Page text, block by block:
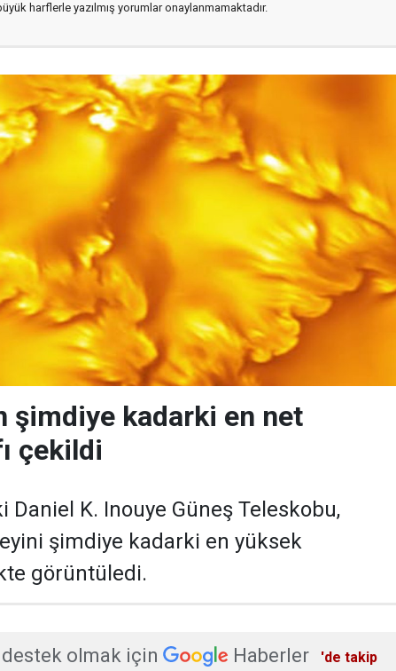
harflerle yazılmış yorumlar onaylanmamaktadır.
şimdiye kadarki en net
çekildi
Daniel K. Inouye Güneş Teleskobu,
şimdiye kadarki en yüksek
görüntüledi.
olmak için Haberler 'de takip